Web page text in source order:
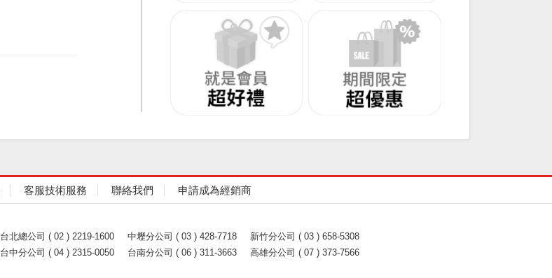
客服技術服務 聯絡我們 申請成為經銷商
台北總公司 ( 02 ) 2219-1600 中壢分公司 ( 03 ) 428-7718
新竹分公司 ( 03 ) 658-5308
台中分公司 ( 04 ) 2315-0050
台南分公司 ( 06 ) 311-3663 高雄分公司 ( 07 ) 373-7566